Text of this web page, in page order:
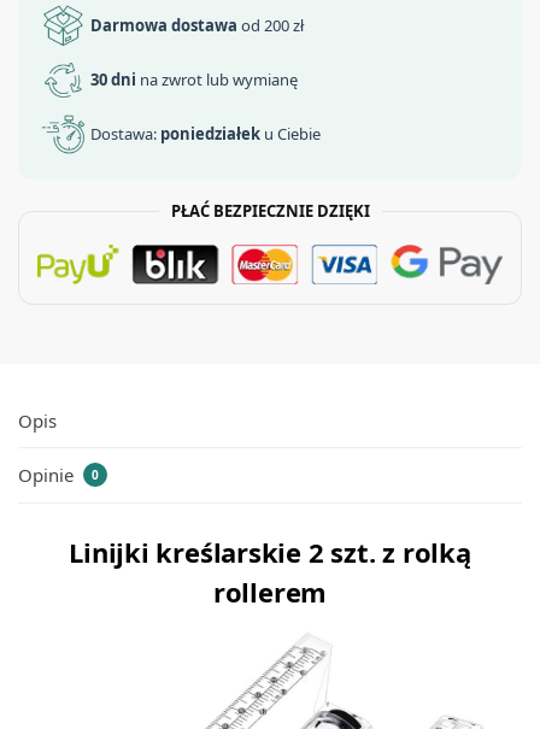
Darmowa dostawa od 200 zł
30 dni na zwrot lub wymianę
Dostawa: poniedziałek u Ciebie
PŁAĆ BEZPIECZNIE DZIĘKI
Opis
Opinie 0
Linijki kreślarskie 2 szt. z rolką
rollerem